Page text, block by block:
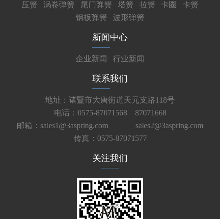
压簧
涡卷弹簧 尾门弹簧 塔簧 拉簧 卡圈
卡簧
钢板弹簧
波形弹簧
新闻中心
企业新闻 行业新闻
联系我们
地址：诸暨市大唐街道天元支路118号
电话：0575-87071568 87071668
邮箱：sales1@3aspring.com
sales2@3aspring.com
传真：0575-87071577
关注我们